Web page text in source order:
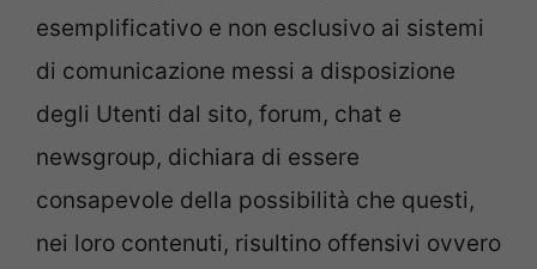
esemplificativo e non esclusivo ai sistemi
di comunicazione messi a disposizione
degli Utenti dal sito, forum, chat e
newsgroup, dichiara di essere
consapevole della possibilità che questi,
nei loro contenuti, risultino offensivi ovvero